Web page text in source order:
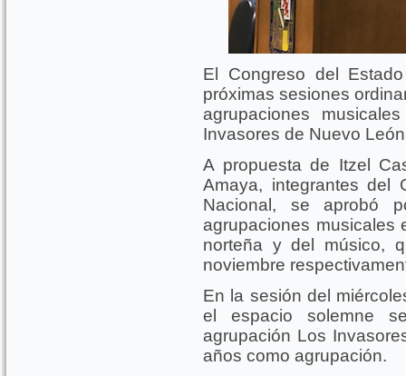
El Congreso del
próximas sesiones
agrupaciones
Invasores de Nuevo
A propuesta de Itzel
Amaya, integrantes del
Nacional, se aprobó
agrupaciones
norteña y del músico,
noviembre
En la sesión del
el espacio solemne
agrupación Los
años como agrupación.